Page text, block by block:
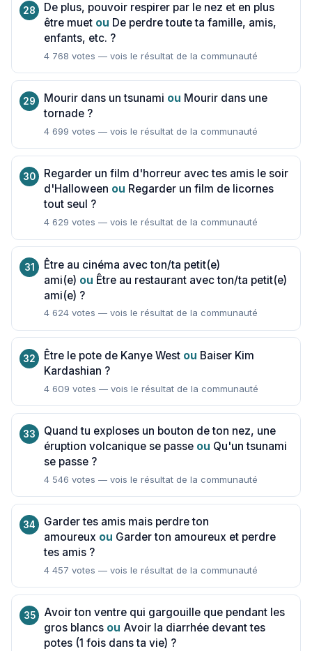
De plus, pouvoir respirer par le nez et en plus
être muet ou De perdre toute ta famille, amis,
enfants, etc. ?
4 768 votes — vois le résultat de la communauté
Mourir dans un tsunami ou Mourir dans une
tornade ?
4 699 votes — vois le résultat de la communauté
Regarder un film d'horreur avec tes amis le soir
d'Halloween ou Regarder un film de licornes
tout seul ?
4 629 votes — vois le résultat de la communauté
Être au cinéma avec ton/ta petit(e)
ami(e) ou Être au restaurant avec ton/ta petit(e)
ami(e) ?
4 624 votes — vois le résultat de la communauté
Être le pote de Kanye West ou Baiser Kim
Kardashian ?
4 609 votes — vois le résultat de la communauté
Quand tu exploses un bouton de ton nez, une
éruption volcanique se passe ou Qu'un tsunami
se passe ?
4 546 votes — vois le résultat de la communauté
Garder tes amis mais perdre ton
amoureux ou Garder ton amoureux et perdre
tes amis ?
4 457 votes — vois le résultat de la communauté
Avoir ton ventre qui gargouille que pendant les
gros blancs ou Avoir la diarrhée devant tes
potes (1 fois dans ta vie) ?